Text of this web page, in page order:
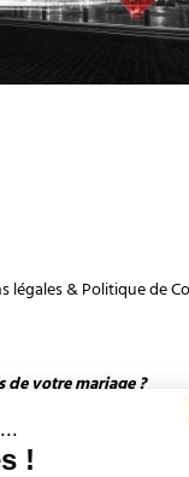
!
légales & Politique de
de votre mariage ?